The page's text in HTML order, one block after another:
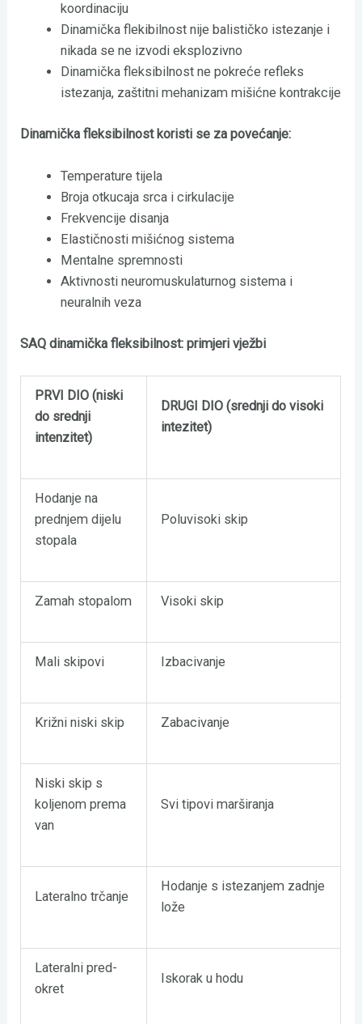
koordinaciju
Dinamička flekibilnost nije balističko istezanje i
nikada se ne izvodi eksplozivno
Dinamička fleksibilnost ne pokreće refleks
istezanja, zaštitni mehanizam mišićne kontrakcije
Dinamička fleksibilnost koristi se za povećanje:
Temperature tijela
Broja otkucaja srca i cirkulacije
Frekvencije disanja
Elastičnosti mišićnog sistema
Mentalne spremnosti
Aktivnosti neuromuskulaturnog sistema i
neuralnih veza
SAQ dinamička fleksibilnost: primjeri vježbi
PRVI DIO (niski
do srednji
intenzitet)
DRUGI DIO (srednji do visoki
intezitet)
Hodanje na
prednjem dijelu
stopala
Poluvisoki skip
Zamah stopalom Visoki skip
Mali skipovi Izbacivanje
Križni niski skip Zabacivanje
Niski skip s
koljenom prema
van
Svi tipovi marširanja
Lateralno trčanje
Hodanje s istezanjem zadnje
lože
Lateralni pred-
okret
Iskorak u hodu